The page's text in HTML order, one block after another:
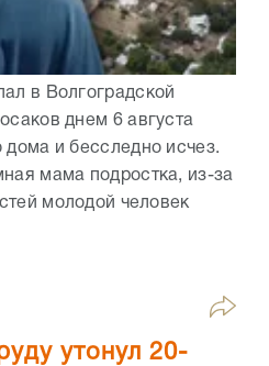
в Волгоградской
днем 6 августа
и бесследно исчез.
мама подростка, из-за
молодой человек
утонул 20-